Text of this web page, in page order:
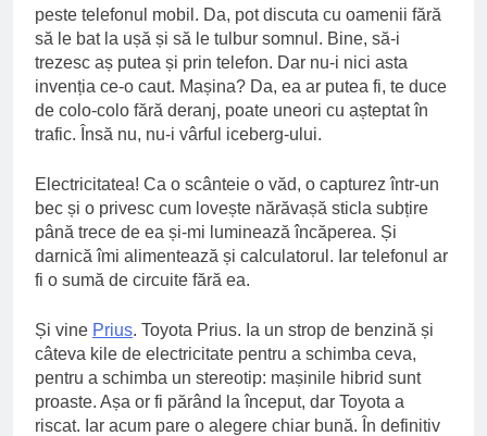
peste telefonul mobil. Da, pot discuta cu oamenii fără
să le bat la ușă și să le tulbur somnul. Bine, să-i
trezesc aș putea și prin telefon. Dar nu-i nici asta
invenția ce-o caut. Mașina? Da, ea ar putea fi, te duce
de colo-colo fără deranj, poate uneori cu așteptat în
trafic. Însă nu, nu-i vârful iceberg-ului.
Electricitatea! Ca o scânteie o văd, o capturez într-un
bec și o privesc cum lovește nărăvașă sticla subțire
până trece de ea și-mi luminează încăperea. Și
darnică îmi alimentează și calculatorul. Iar telefonul ar
fi o sumă de circuite fără ea.
Și vine Prius. Toyota Prius. Ia un strop de benzină și
câteva kile de electricitate pentru a schimba ceva,
pentru a schimba un stereotip: mașinile hibrid sunt
proaste. Așa or fi părând la început, dar Toyota a
riscat. Iar acum pare o alegere chiar bună. În definitiv